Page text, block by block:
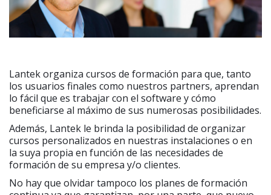
Lantek organiza cursos de formación para que, tanto
los usuarios finales como nuestros partners, aprendan
lo fácil que es trabajar con el software y cómo
beneficiarse al máximo de sus numerosas posibilidades.
Además, Lantek le brinda la posibilidad de organizar
cursos personalizados en nuestras instalaciones o en
la suya propia en función de las necesidades de
formación de su empresa y/o clientes.
No hay que olvidar tampoco los planes de formación